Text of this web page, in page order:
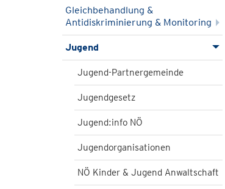
Gleichbehandlung &
Antidiskriminierung & Monitoring
Jugend
Jugend-Partnergemeinde
Jugendgesetz
Jugend:info NÖ
Jugendorganisationen
NÖ Kinder & Jugend Anwaltschaft